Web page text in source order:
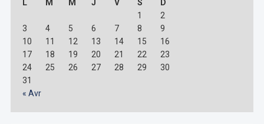
L
M M J V S
D
1
2
3
4 5 6 7 8
9
10
11 12 13 14 15
16
17
18 19 20 21 22
23
24
25 26 27 28 29
30
31
« Avr